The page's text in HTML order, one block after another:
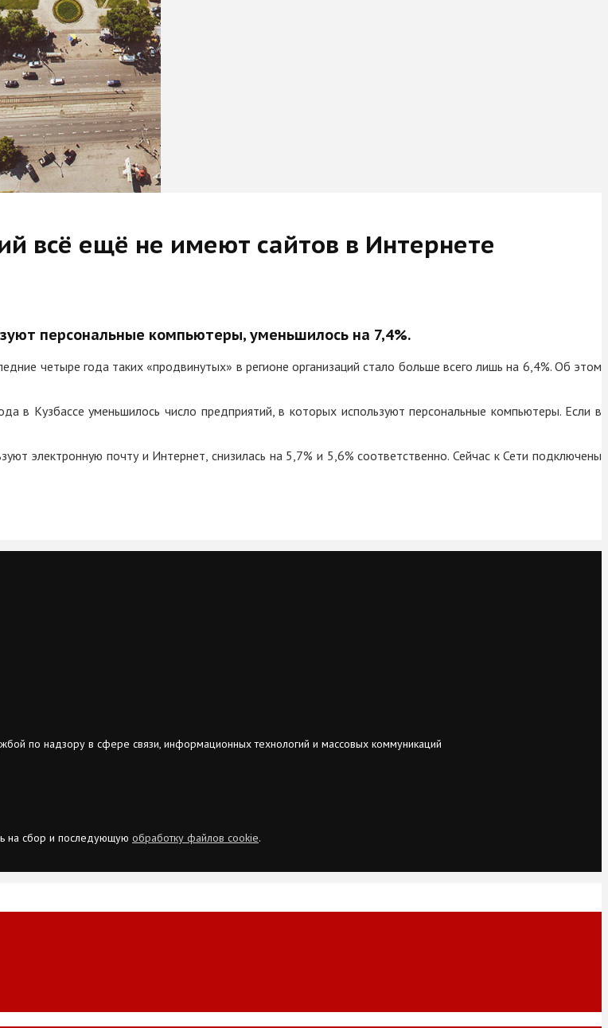
всё ещё не имеют сайтов в Интернете
персональные компьютеры, уменьшилось на 7,4%.
четыре года таких «продвинутых» в регионе организаций стало больше всего лишь на 6,4%. Об этом
в Кузбассе уменьшилось число предприятий, в которых используют персональные компьютеры. Если в
электронную почту и Интернет, снизилась на 5,7% и 5,6% соответственно. Сейчас к Сети подключены
по надзору в сфере связи, информационных технологий и массовых коммуникаций
на сбор и последующую обработку файлов cookie.